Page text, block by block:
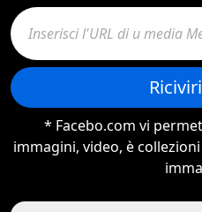
* Facebo.com vi
immagini, video, è